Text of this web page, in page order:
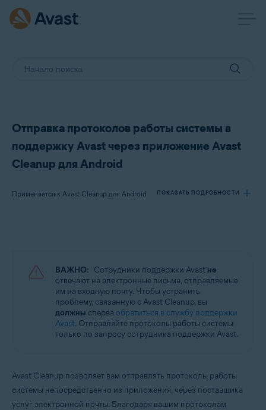
Отправка протоколов работы системы в
поддержку Avast через приложение Avast
Cleanup для Android
Применяется к Avast Cleanup для Android ПОКАЗАТЬ ПОДРОБНОСТИ
Операционные системы:
Google Android 9.0 (Pie, API 28) или более новая версия
ВАЖНО: Сотрудники поддержки Avast не
отвечают на электронные письма, отправляемые
им на входную почту. Чтобы устранить
проблему, связанную с Avast Cleanup, вы
должны сперва обратиться в службу поддержки
Avast. Отправляйте протоколы работы системы
только по запросу сотрудника поддержки Avast.
Avast Cleanup позволяет вам отправлять протоколы работы
системы непосредственно из приложения, через поставщика
услуг электронной почты. Благодаря вашим протоколам